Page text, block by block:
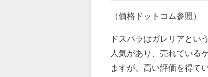
（価格ドットコム参照）
ドスパラはガレリアとい
人気があり、売れている
ますが、高い評価を得て